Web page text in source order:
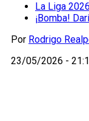
La Liga
¡Bomba!
Por Rodrigo
23/05/2026 -